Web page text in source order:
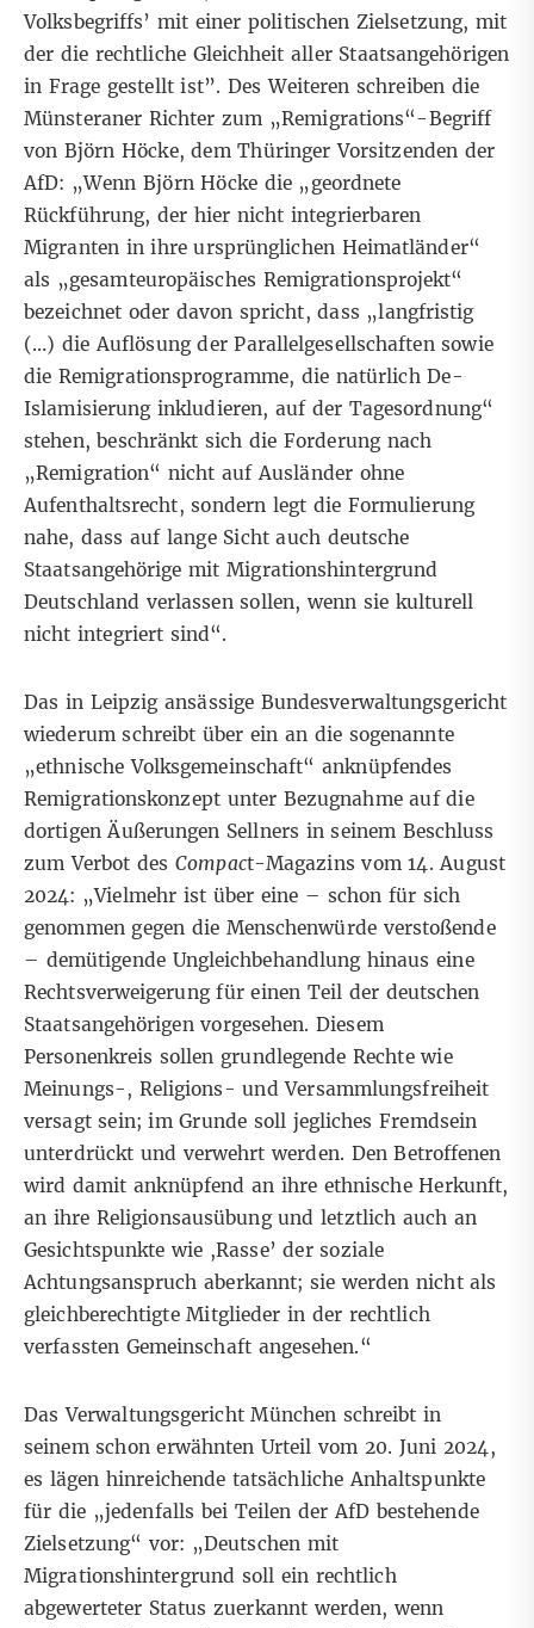
Volksbegriffs’ mit einer politischen Zielsetzung, mit
der die rechtliche Gleichheit aller Staatsangehörigen
in Frage gestellt ist”. Des Weiteren schreiben die
Münsteraner Richter zum „Remigrations“-Begriff
von Björn Höcke, dem Thüringer Vorsitzenden der
AfD: „Wenn Björn Höcke die „geordnete
Rückführung, der hier nicht integrierbaren
Migranten in ihre ursprünglichen Heimatländer“
als „gesamteuropäisches Remigrationsprojekt“
bezeichnet oder davon spricht, dass „langfristig
(…) die Auflösung der Parallelgesellschaften sowie
die Remigrationsprogramme, die natürlich De-
Islamisierung inkludieren, auf der Tagesordnung“
stehen, beschränkt sich die Forderung nach
„Remigration“ nicht auf Ausländer ohne
Aufenthaltsrecht, sondern legt die Formulierung
nahe, dass auf lange Sicht auch deutsche
Staatsangehörige mit Migrationshintergrund
Deutschland verlassen sollen, wenn sie kulturell
nicht integriert sind“.
Das in Leipzig ansässige Bundesverwaltungsgericht
wiederum schreibt über ein an die sogenannte
„ethnische Volksgemeinschaft“ anknüpfendes
Remigrationskonzept unter Bezugnahme auf die
dortigen Äußerungen Sellners inseinem Beschluss
zum Verbot desCompact-Magazins vom 14. August
2024: „Vielmehr ist über eine – schon für sich
genommen gegen die Menschenwürde verstoßende
– demütigende Ungleichbehandlung hinaus eine
Rechtsverweigerung für einen Teil der deutschen
Staatsangehörigen vorgesehen. Diesem
Personenkreis sollen grundlegende Rechte wie
Meinungs-, Religions- und Versammlungsfreiheit
versagt sein; im Grunde soll jegliches Fremdsein
unterdrückt und verwehrt werden. Den Betroffenen
wird damit anknüpfend an ihre ethnische Herkunft,
an ihre Religionsausübung und letztlich auch an
Gesichtspunkte wie ,Rasse’ der soziale
Achtungsanspruch aberkannt; sie werden nicht als
gleichberechtigte Mitglieder in der rechtlich
verfassten Gemeinschaft angesehen.“
DasVerwaltungsgericht München schreibt in
seinem schon erwähnten Urteil vom 20. Juni 2024,
es lägen hinreichende tatsächliche Anhaltspunkte
für die „jedenfalls bei Teilen der AfD bestehende
Zielsetzung“ vor: „Deutschen mit
Migrationshintergrund soll ein rechtlich
abgewerteter Status zuerkannt werden, wenn